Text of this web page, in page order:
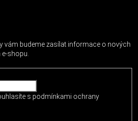
vám budeme zasílat informace o nových
shopu.
s podmínkami ochrany